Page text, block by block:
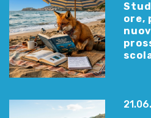
ore,